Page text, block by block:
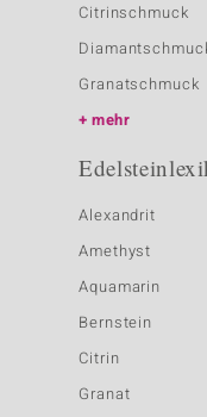
Citrinschmuck
Granatschmuck
mehr
Alexandrit
Amethyst
Aquamarin
Bernstein
Citrin
Granat